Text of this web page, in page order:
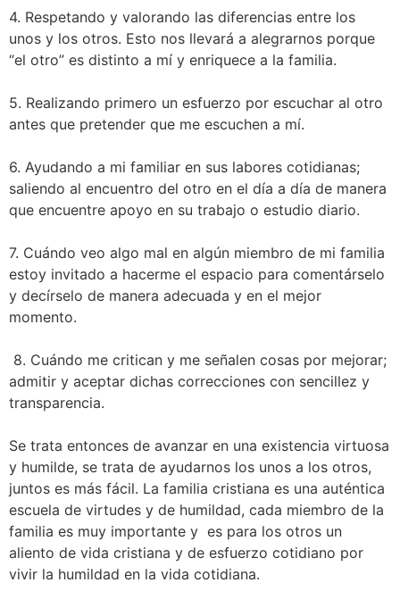
4. Respetando y valorando las diferencias entre los
unos y los otros. Esto nos llevará a alegrarnos porque
“el otro” es distinto a mí y enriquece a la familia.
5. Realizando primero un esfuerzo por escuchar al otro
antes que pretender que me escuchen a mí.
6. Ayudando a mi familiar en sus labores cotidianas;
saliendo al encuentro del otro en el día a día de manera
que encuentre apoyo en su trabajo o estudio diario.
7. Cuándo veo algo mal en algún miembro de mi familia
estoy invitado a hacerme el espacio para comentárselo
y decírselo de manera adecuada y en el mejor
momento.
8. Cuándo me critican y me señalen cosas por mejorar;
admitir y aceptar dichas correcciones con sencillez y
transparencia.
Se trata entonces de avanzar en una existencia virtuosa
y humilde, se trata de ayudarnos los unos a los otros,
juntos es más fácil. La familia cristiana es una auténtica
escuela de virtudes y de humildad, cada miembro de la
familia es muy importante y es para los otros un
aliento de vida cristiana y de esfuerzo cotidiano por
vivir la humildad en la vida cotidiana.